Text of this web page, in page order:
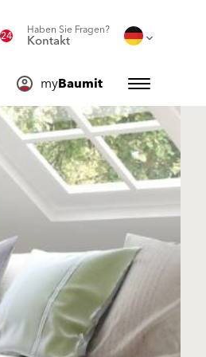
24 Haben Sie Fragen?
Kontakt
myBaumit